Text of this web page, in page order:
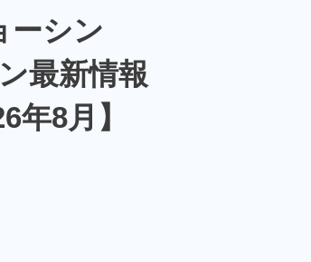
ーシン
最新情報
年8月】